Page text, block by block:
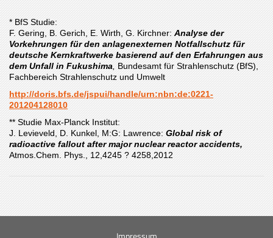
* BfS Studie:
F. Gering, B. Gerich, E. Wirth, G. Kirchner: Analyse der
Vorkehrungen für den anlagenexternen Notfallschutz für
deutsche Kernkraftwerke basierend auf den Erfahrungen aus
dem Unfall in Fukushima, Bundesamt für Strahlenschutz (BfS),
Fachbereich Strahlenschutz und Umwelt
http://doris.bfs.de/jspui/handle/urn:nbn:de:0221-
201204128010
** Studie Max-Planck Institut:
J. Levieveld, D. Kunkel, M:G: Lawrence: Global risk of
radioactive fallout after major nuclear reactor accidents,
Atmos.Chem. Phys., 12,4245 ? 4258,2012